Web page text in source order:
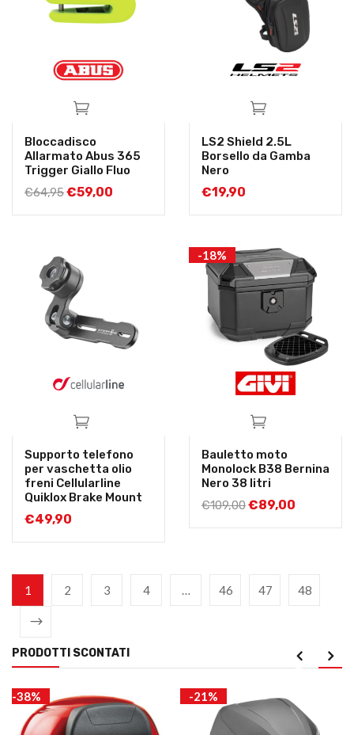
Bloccadisco
Allarmato Abus 365
Trigger Giallo Fluo
€64,95€59,00
LS2 Shield 2.5L
Borsello da Gamba
Nero
€19,90
Supporto telefono
per vaschetta olio
freni Cellularline
Quiklox Brake Mount
€49,90
-18%
Bauletto moto
Monolock B38 Bernina
Nero 38 litri
€109,00€89,00
1 2 3 4 … 46 47 48
PRODOTTI SCONTATI
-38% -21%